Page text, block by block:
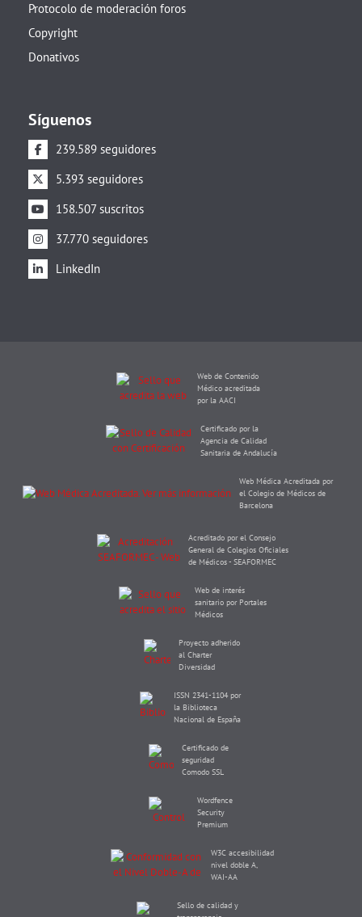
Protocolo de moderación foros
Copyright
Donativos
Síguenos
239.589 seguidores
5.393 seguidores
158.507 suscritos
37.770 seguidores
LinkedIn
Web de Contenido
Médico acreditada
por la AACI
Certificado por la
Agencia de Calidad
Sanitaria de Andalucía
Web Médica Acreditada por
el Colegio de Médicos de
Barcelona
Acreditado por el Consejo
General de Colegios Oficiales
de Médicos - SEAFORMEC
Web de interés
sanitario por Portales
Médicos
Proyecto adherido
al Charter
Diversidad
ISSN 2341-1104 por
la Biblioteca
Nacional de España
Certificado de
seguridad
Comodo SSL
Wordfence
Security
Premium
W3C accesibilidad
nivel doble A,
WAI-AA
Sello de calidad y